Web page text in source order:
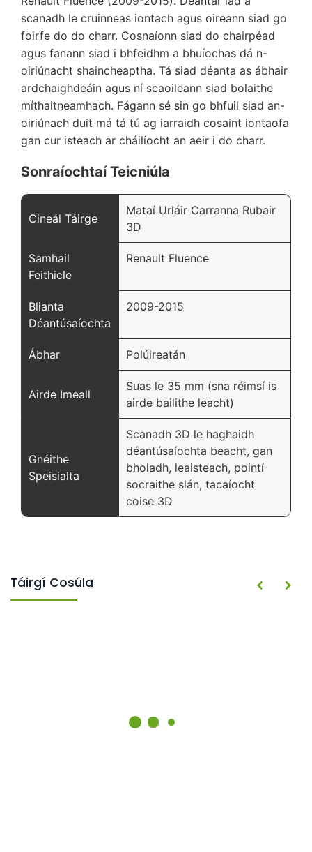
scanadh le cruinneas iontach agus oireann siad go
foirfe do do charr. Cosnaíonn siad do chairpéad
agus fanann siad i bhfeidhm a bhuíochas dá n-
oiriúnacht shaincheaptha. Tá siad déanta as ábhair
ardchaighdeáin agus ní scaoileann siad bolaithe
míthaitneamhach. Fágann sé sin go bhfuil siad an-
oiriúnach duit má tá tú ag iarraidh cosaint iontaofa
gan cur isteach ar cháilíocht an aeir i do charr.
Sonraíochtaí Teicniúla
Cineál Táirge
Mataí Urláir Carranna Rubair
3D
Samhail
Feithicle
Renault Fluence
Blianta
Déantúsaíochta
2009-2015
Ábhar Polúireatán
Airde Imeall
Suas le 35 mm (sna réimsí is
airde bailithe leacht)
Gnéithe
Speisialta
Scanadh 3D le haghaidh
déantúsaíochta beacht, gan
bholadh, leaisteach, pointí
socraithe slán, tacaíocht
coise 3D
Táirgí Cosúla